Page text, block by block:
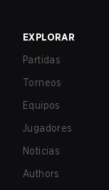
EXPLORAR
Partidas
Torneos
Equipos
Jugadores
Noticias
Authors